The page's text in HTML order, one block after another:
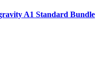
A1 Standard Bundle